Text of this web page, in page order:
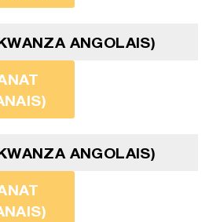
ANGOLAIS)
ANGOLAIS)